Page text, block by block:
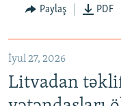
Paylaş PDF
İyul 27, 2026
Litvadan